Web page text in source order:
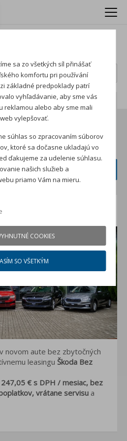
vozidlá
20
novom aute bez zbytočných
leasingu Škoda Bez
247,05 € s DPH / mesiac, bez
vrátane servisu a
sa zo všetkých síl přinášať
komfortu pri používání
základné predpoklady patrí
vyhľadávanie, aby sme vás
reklamou alebo aby sme mali
vylepšovať.
súhlas so zpracovaním súborov
ktoré sa dočasne ukladajú vo
ďakujeme za udelenie súhlasu.
našich služieb a
priamo Vám na mieru.
COOKIES
SO VŠETKÝM